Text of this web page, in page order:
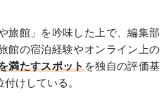
旅館」を吟味した上で、編集部
館の宿泊経験やオンライン上の
満たすスポットを独自の評価基
けしている。